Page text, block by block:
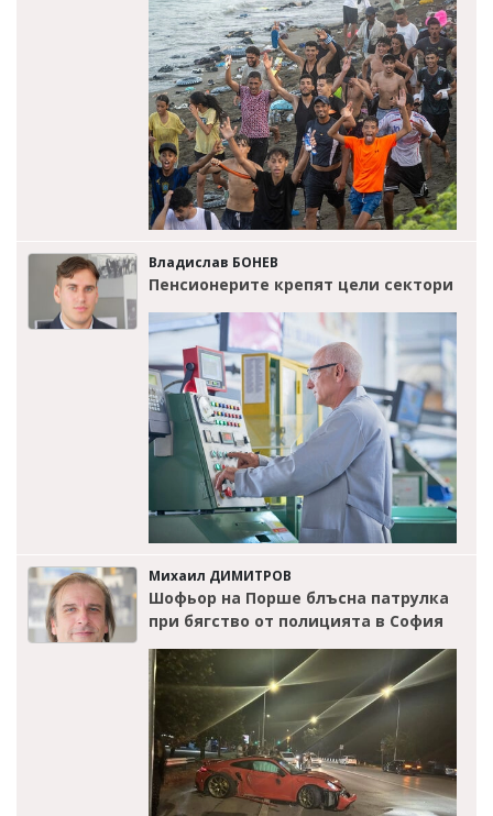
Владислав БОНЕВ
Пенсионерите крепят цели сектори
Михаил ДИМИТРОВ
Шофьор на Порше блъсна патрулка
при бягство от полицията в София